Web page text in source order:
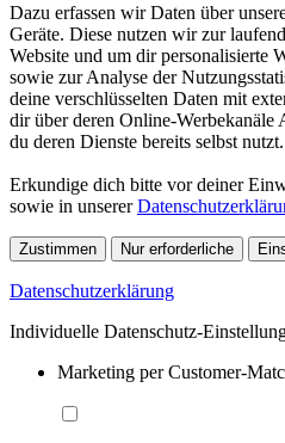
Dazu erfassen wir Daten über
Geräte. Diese nutzen wir zur
Website und um dir personalisierte
sowie zur Analyse der
deine verschlüsselten Daten mit
dir über deren Online-Werbekanäle
du deren Dienste bereits selbst nutzt.
Erkundige dich bitte vor deiner
sowie in unserer
Zustimmen Nur erforderliche
Datenschutzerklärung
Individuelle Datenschutz-
Marketing per Customer-